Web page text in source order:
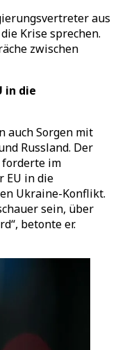
aus
Krise sprechen.
zwischen
in die
auch Sorgen mit
Russland. Der
forderte im
EU in die
Ukraine-Konflikt.
sein, über
betonte er.